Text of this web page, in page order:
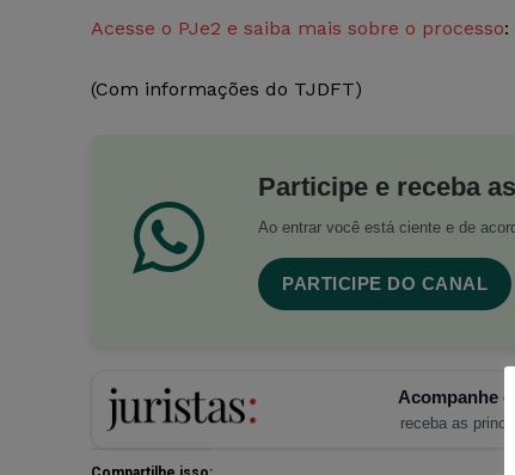
Acesse o PJe2 e saiba mais sobre o processo:
(Com informações do TJDFT)
Participe e receba
Ao entrar você está ciente e de
PARTICIPE DO CANAL
Acompanhe
receba as